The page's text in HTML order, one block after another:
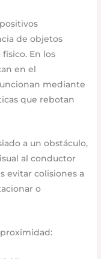
de objetos
En los
en el
mediante
que rebotan
a un obstáculo,
al conductor
evitar colisiones a
o